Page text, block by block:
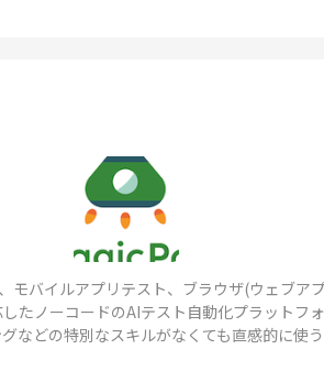
モバイルアプリテスト、ブラウザ(ウェブア
たノーコードのAIテスト自動化プラットフ
などの特別なスキルがなくても直感的に使